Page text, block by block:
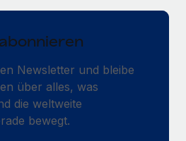
Newsletter und bleibe
über alles, was
die weltweite
bewegt.